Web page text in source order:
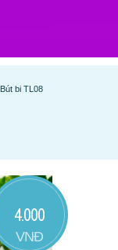
Bút bi TL08
4.000
VNĐ